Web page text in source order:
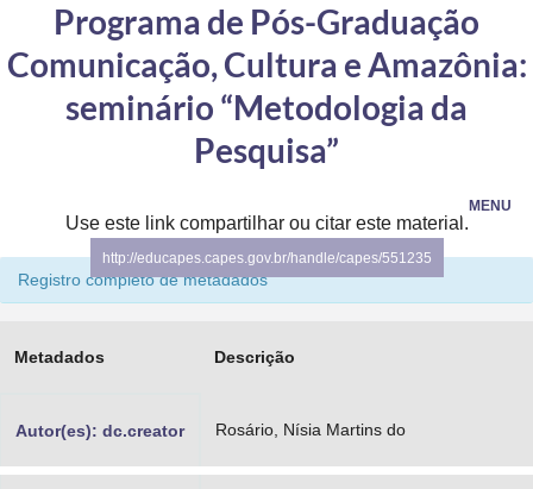
Controladoria-Geral da União
Ministério da Mulher, da Família e dos Direitos Humanos
Gabinete de Segurança Institucional
Advocacia-Geral da União
MENU
Programa de Pós-Graduação
Comunicação, Cultura e Amazônia:
seminário “Metodologia da
Pesquisa”
Use este link compartilhar ou citar este material:
http://educapes.capes.gov.br/handle/capes/551235
Registro completo de metadados
Metadados Descrição
Autor(es): dc.creator Rosário, Nísia Martins do